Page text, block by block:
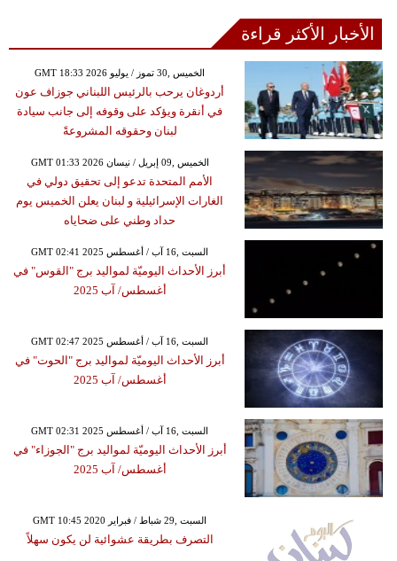
الأخبار الأكثر قراءة
GMT 18:33 2026 الخميس ,30 تموز / يوليو
أردوغان يرحب بالرئيس اللبناني جوزاف عون
في أنقرة ويؤكد على وقوفه إلى جانب سيادة
لبنان وحقوقه المشروعةً
GMT 01:33 2026 الخميس ,09 إبريل / نيسان
الأمم المتحدة تدعو إلى تحقيق دولي في
الغارات الإسرائيلية و لبنان يعلن الخميس يوم
حداد وطني على ضحاياه
GMT 02:41 2025 السبت ,16 آب / أغسطس
أبرز الأحداث اليوميّة لمواليد برج "القوس" في
أغسطس/ آب 2025
GMT 02:47 2025 السبت ,16 آب / أغسطس
أبرز الأحداث اليوميّة لمواليد برج "الحوت" في
أغسطس/ آب 2025
GMT 02:31 2025 السبت ,16 آب / أغسطس
أبرز الأحداث اليوميّة لمواليد برج "الجوزاء" في
أغسطس/ آب 2025
GMT 10:45 2020 السبت ,29 شباط / فبراير
التصرف بطريقة عشوائية لن يكون سهلاً